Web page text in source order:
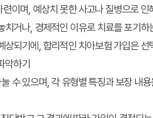
이며, 예상치 못한 사고나 질병으로
치거나, 경제적인 이유로 치료를 포기
되기에, 합리적인 치아보험 가입은
하기
수 있으며, 각 유형별 특징과 보장 내